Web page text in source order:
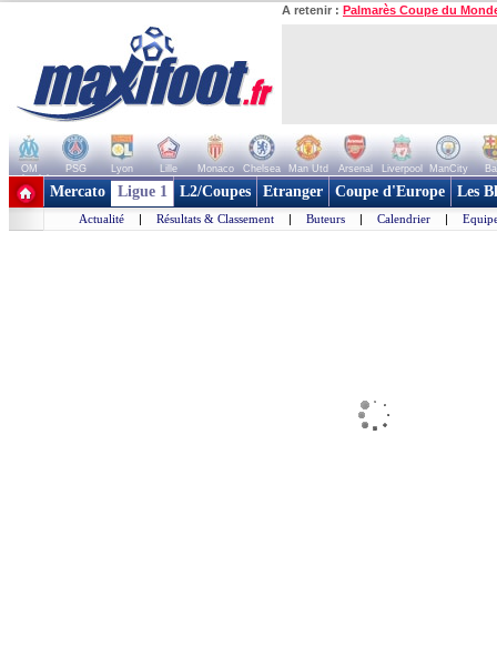
A retenir : Palmarès Coupe du
OM PSG Lyon Lille Monaco Chelsea Man Utd Arsenal Liverpool ManCity
+ de clubs
Mercato Ligue 1 L2/Coupes Etranger Coupe d'Europe Les
Actualité | Résultats & Classement | Buteurs | Calendrier |